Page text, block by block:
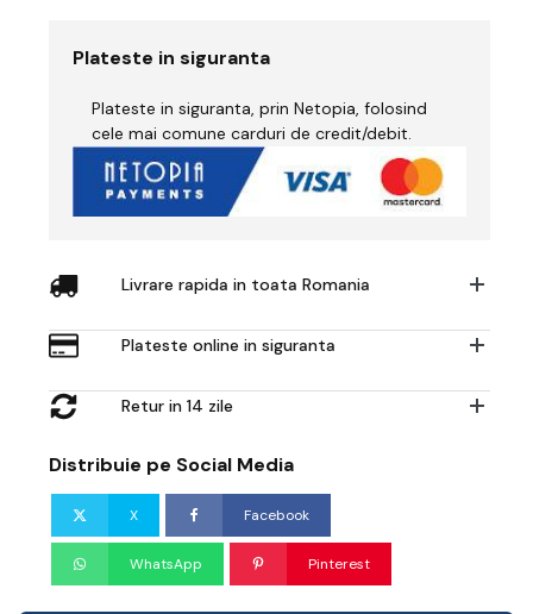
JacketPlateste in siguranta
Plateste in siguranta, prin Netopia, folosind
cele mai comune carduri de credit/debit.
Livrare rapida in toata Romania
Plateste online in siguranta
Retur in 14 zile
Distribuie pe Social Media
X Facebook
WhatsApp Pinterest